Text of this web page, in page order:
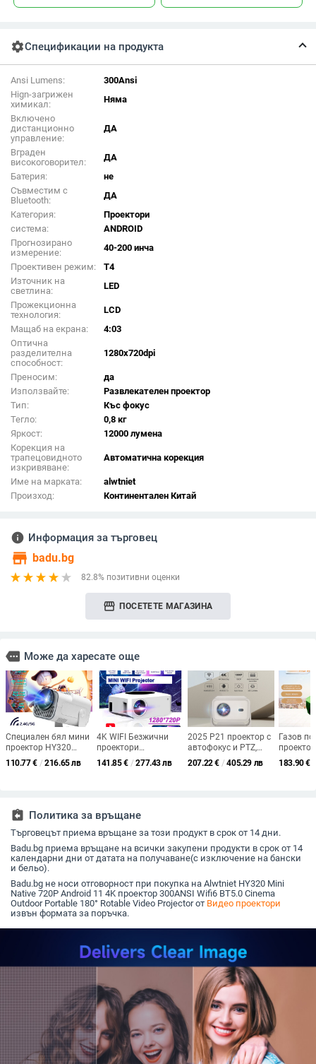
settingsСпецификации на продукта
Ansi Lumens:
300Ansi
Hign-загрижен
химикал:
Няма
Включено
дистанционно
управление:
ДА
Вграден
високоговорител:
ДА
Батерия:
не
Съвместим с
Bluetooth:
ДА
Категория:
Проектори
система:
ANDROID
Прогнозирано
измерение:
40-200 инча
Проективен режим:
Т4
Източник на
светлина:
LED
Прожекционна
технология:
LCD
Мащаб на екрана:
4:03
Оптична
разделителна
способност:
1280x720dpi
Преносим:
да
Използвайте:
Развлекателен проектор
Тип:
Къс фокус
Тегло:
0,8 кг
Яркост:
12000 лумена
Корекция на
трапецовидното
изкривяване:
Автоматична корекция
Име на марката:
alwtniet
Произход:
Континентален Китай
info Информация за търговец
store badu.bg
82.8% позитивни оценки
storefront ПОСЕТЕТЕ МАГАЗИНА
more Може да харесате още
Специален бял мини
проектор HY320
Android11 Wifi6
320ANSI Allwinner
проектор за
домашно кино
110.77€ / 216.65 лв
4K WIFI Безжични
проектори
Поддръжка на
открито 1080P Мини
XIAOMI SAMSUNG
141.85€ / 277.43 лв
2025 P21 проектор с
автофокус и PTZ,
1080p за домашно
кино и офис
207.22€ / 405.29 лв
Газов
дело с
183.90€
assignment_return Политика за връщане
Търговецът приема връщане за този продукт в срок от 14 дни.
Badu.bg приема връщане на всички закупени продукти в срок от 14
календарни дни от датата на получаване(с изключение на бански
и бельо).
Badu.bg не носи отговорност при покупка на Alwtniet HY320 Mini
Native 720P Android 11 4K проектор 300ANSI Wifi6 BT5.0 Cinema
Outdoor Portable 180° Rotable Video Projector от Видео проектори
извън формата за поръчка.